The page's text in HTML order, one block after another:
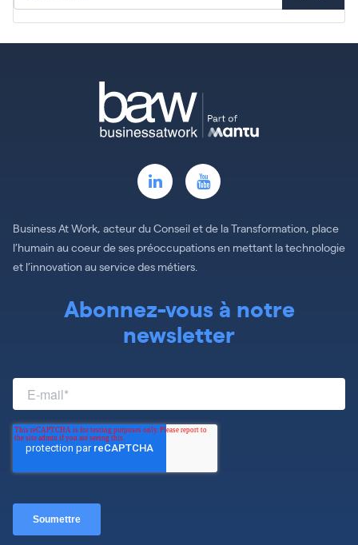
Business At Work, acteur du Conseil et de la Transformation, place
l’humain au coeur de ses préoccupations en mettant la technologie
et l’innovation au service des métiers.
Abonnez-vous à notre
newsletter